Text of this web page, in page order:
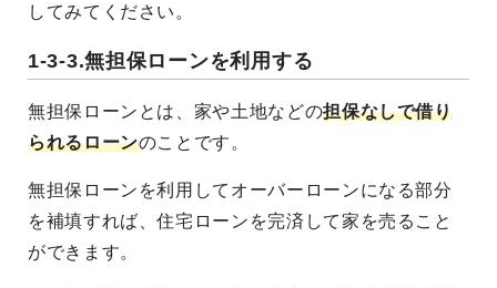
してみてください。
1-3-3.無担保ローンを利用する
無担保ローンとは、家や土地などの担保なしで借り
られるローンのことです。
無担保ローンを利用してオーバーローンになる部分
を補填すれば、住宅ローンを完済して家を売ること
ができます。